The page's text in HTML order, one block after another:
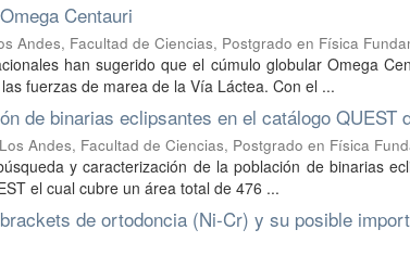
Centauri
Andes, Facultad de Ciencias, Postgrado en Física
han sugerido que el cúmulo globular Omega
fuerzas de marea de la Vía Láctea. Con el ...
de binarias eclipsantes en el catálogo QUEST
Andes, Facultad de Ciencias, Postgrado en Física
y caracterización de la población de binarias
el cual cubre un área total de 476 ...
de ortodoncia (Ni-Cr) y su posible